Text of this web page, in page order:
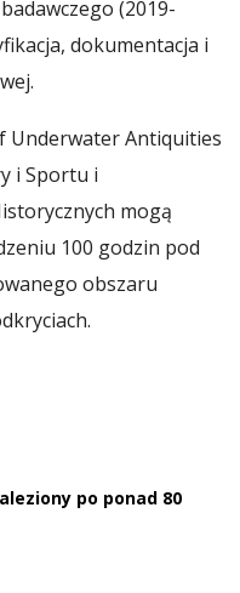
(2019-
dokumentacja i
Underwater Antiquities
i Sportu i
mogą
100 godzin pod
obszaru
po ponad 80